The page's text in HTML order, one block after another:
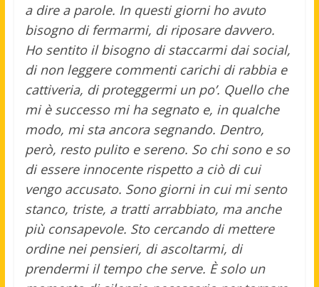
a dire a parole. In questi giorni ho avuto
bisogno di fermarmi, di riposare davvero.
Ho sentito il bisogno di staccarmi dai social,
di non leggere commenti carichi di rabbia e
cattiveria, di proteggermi un po’. Quello che
mi è successo mi ha segnato e, in qualche
modo, mi sta ancora segnando. Dentro,
però, resto pulito e sereno. So chi sono e so
di essere innocente rispetto a ciò di cui
vengo accusato. Sono giorni in cui mi sento
stanco, triste, a tratti arrabbiato, ma anche
più consapevole. Sto cercando di mettere
ordine nei pensieri, di ascoltarmi, di
prendermi il tempo che serve. È solo un